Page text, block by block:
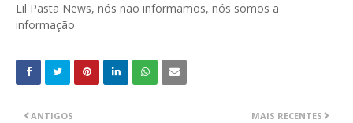
Lil Pasta News, nós não informamos, nós somos a
informação
MAIS RECENTES
ANTIGOS